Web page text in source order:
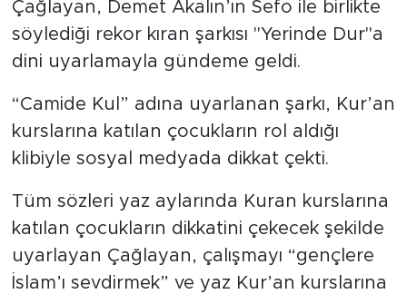
Çağlayan, Demet Akalın’ın Sefo ile birlikte
söylediği rekor kıran şarkısı "Yerinde Dur"a
dini uyarlamayla gündeme geldi.
“Camide Kul” adına uyarlanan şarkı, Kur’an
kurslarına katılan çocukların rol aldığı
klibiyle sosyal medyada dikkat çekti.
Tüm sözleri yaz aylarında Kuran kurslarına
katılan çocukların dikkatini çekecek şekilde
uyarlayan Çağlayan, çalışmayı “gençlere
İslam’ı sevdirmek” ve yaz Kur’an kurslarına